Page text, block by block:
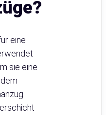
eine
sie eine